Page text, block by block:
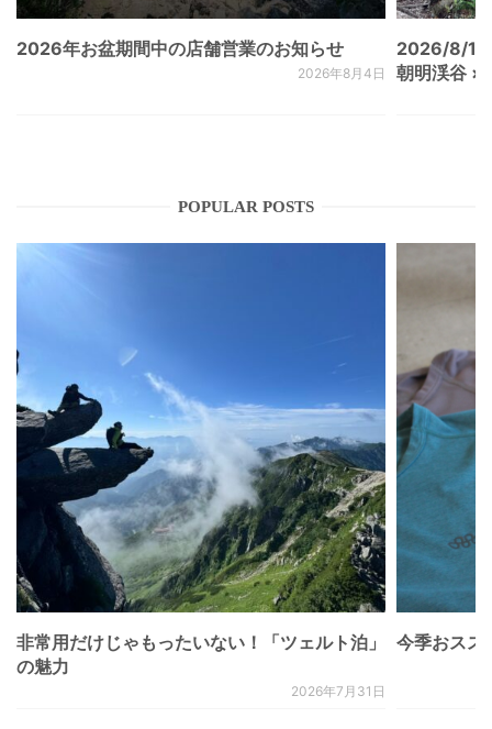
2026年お盆期間中の店舗営業のお知らせ
2026年8月4日
2026/8/
朝明渓谷 ×
POPULAR POSTS
非常用だけじゃもったいない！「ツェルト泊」
の魅力
2026年7月31日
今季おスス